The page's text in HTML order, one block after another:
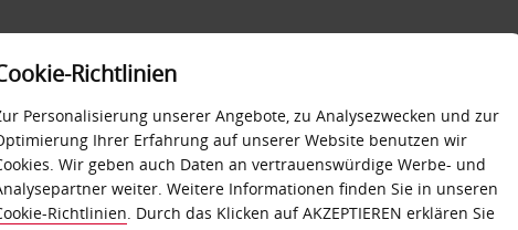
SELF-SERVICES
FAHRZEUG
Richtlinien
Personalisierung unserer Angebote, zu Analysezwecken und zur
Ihrer Erfahrung auf unserer Website benutzen wir
Wir geben auch Daten an vertrauenswürdige Werbe- und
weiter. Weitere Informationen finden Sie in unseren
Richtlinien. Durch das Klicken auf AKZEPTIEREN erklären Sie